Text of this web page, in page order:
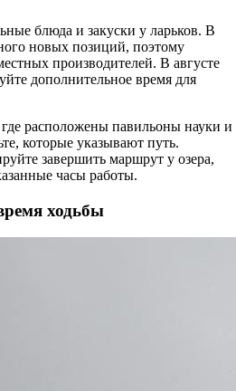
блюда и закуски у ларьков. В
новых позиций, поэтому
производителей. В августе
дополнительное время для
расположены павильоны науки и
которые указывают путь.
завершить маршрут у озера,
часы работы.
ходьбы